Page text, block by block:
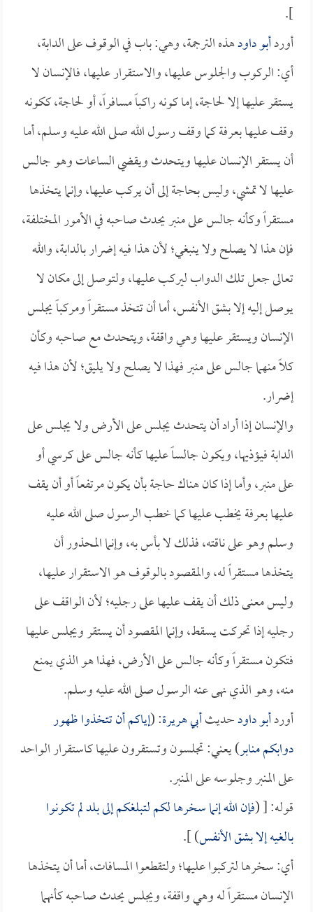
].
أوردأبو داودهذه الترجمة، وهي: باب في الوقوف على الدابة،
أي: الركوب والجلوس عليها، والاستقرار عليها، فالإنسان لا
يستقر عليها إلا لحاجة، إما كونه راكباً مسافراً، أو لحاجة، ككونه
وقف عليها بعرفة كما وقف رسول الله صلى الله عليه وسلم، أما
أن يستقر الإنسان عليها ويتحدث ويقضي الساعات وهو جالس
عليها لا تمشي، وليس بحاجة إلى أن يركب عليها، وإنما يتخذها
مستقراً وكأنه جالس على منبر يحدث صاحبه في الأمور المختلفة،
فإن هذا لا يصلح ولا ينبغي؛ لأن هذا فيه إضرار بالدابة، والله
تعالى جعل تلك الدواب ليركب عليها، ولتوصل إلى مكان لا
يوصل إليه إلا بشق الأنفس، أما أن تتخذ مستقراً ومركباً يجلس
الإنسان ويستقر عليها وهي واقفة، ويتحدث مع صاحبه وكأن
كلاً منهما جالس على منبر فهذا لا يصلح ولا يليق؛ لأن هذا فيه
إضرار.
والإنسان إذا أراد أن يتحدث يجلس على الأرض ولا يجلس على
الدابة فيؤذيها، ويكون جالساً عليها كأنه جالس على كرسي أو
على منبر، وأما إذا كان هناك حاجة بأن يكون مرتفعاً أو أن يقف
عليها بعرفة يخطب عليها كما خطب الرسول صلى الله عليه
وسلم وهو على ناقته، فذلك لا بأس به، وإنما المحذور أن
يتخذها مستقراً له، والمقصود بالوقوف هو الاستقرار عليها،
وليس معنى ذلك أن يقف عليها على رجليه؛ لأن الواقف على
رجليه إذا تحركت يسقط، وإنما المقصود أن يستقر ويجلس عليها
فتكون مستقراً وكأنه جالس على الأرض، فهذا هو الذي يمنع
منه، وهو الذي نهى عنه الرسول صلى الله عليه وسلم.
أوردأبو داودحديثأبي هريرة: (إياكم أن تتخذوا ظهور
دوابكم منابر) يعني: تجلسون وتستقرون عليها كاستقرار الواحد
على المنبر وجلوسه على المنبر.
قوله: [ (فإن الله إنما سخرها لكم لتبلغكم إلى بلد لم تكونوا
بالغيه إلا بشق الأنفس) ].
أي: سخرها لتركبوا عليها؛ ولتقطعوا المسافات، أما أن يتخذها
الإنسان مستقراً له وهي واقفة، ويجلس يحدث صاحبه كأنهما